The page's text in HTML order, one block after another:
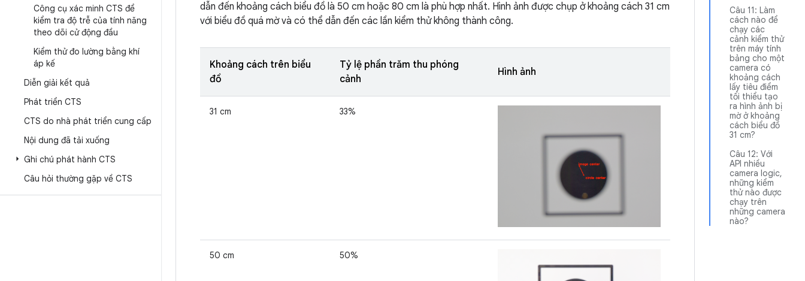
Công cụ xác minh CTS để
kiểm tra độ trễ của tính năng
theo dõi cử động đầu
Kiểm thử đo lường bằng khí
áp kế
Diễn giải kết quả
Phát triển CTS
CTS do nhà phát triển cung cấp
Nội dung đã tải xuống
Ghi chú phát hành CTS
Câu hỏi thường gặp về CTS
Câu 11: Làm
cách nào để
chạy các
cảnh kiểm thử
trên máy tính
bảng cho một
camera có
khoảng cách
lấy tiêu điểm
tối thiểu tạo
ra hình ảnh bị
mờ ở khoảng
cách biểu đồ
31 cm?
Câu 12: Với
API nhiều
camera logic,
những kiểm
thử nào được
chạy trên
những camera
nào?
dẫn đến khoảng cách biểu đồ là 50 cm hoặc 80 cm là phù hợp nhất. Hình ảnh được chụp ở khoảng cách 31 cm
với biểu đồ quá mờ và có thể dẫn đến các lần kiểm thử không thành công.
Khoảng cách trên biểu
đồ
Tỷ lệ phần trăm thu phóng
cảnh
Hình ảnh
31 cm 33%
50 cm 50%